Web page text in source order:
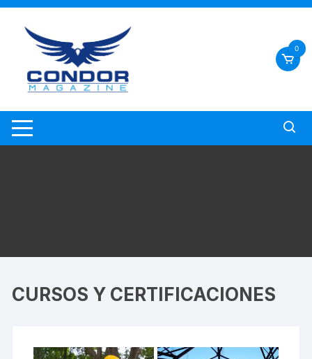
0
CURSOS Y CERTIFICACIONES